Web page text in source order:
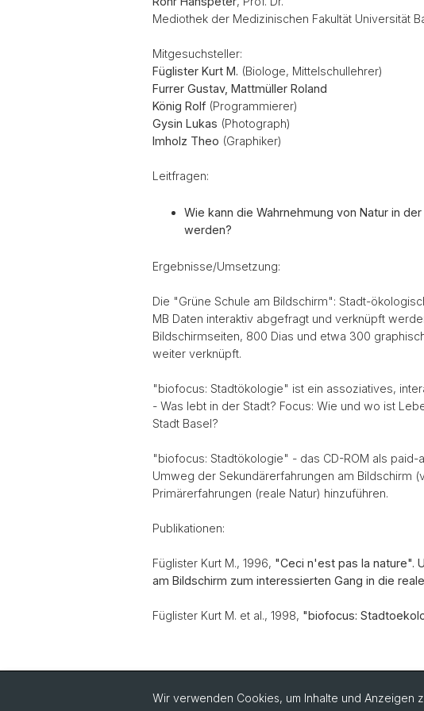
Mediothek der Medizinischen Fakultät Universität
Mitgesuchsteller:
Füglister Kurt M. (Biologe, Mittelschullehrer)
Furrer Gustav, Mattmüller Roland
König Rolf (Programmierer)
Gysin Lukas (Photograph)
Imholz Theo (Graphiker)
Leitfragen:
Wie kann die Wahrnehmung von Natur in
werden?
Ergebnisse/Umsetzung:
Die "Grüne Schule am Bildschirm": Stadt-
MB Daten interaktiv abgefragt und verknüpft
Bildschirmseiten, 800 Dias und etwa 300
weiter verknüpft.
"biofocus: Stadtökologie" ist ein assoziatives,
- Was lebt in der Stadt? Focus: Wie und wo ist
Stadt Basel?
"biofocus: Stadtökologie" - das CD-ROM als
Umweg der Sekundärerfahrungen am Bildschirm
Primärerfahrungen (reale Natur) hinzuführen.
Publikationen:
Füglister Kurt M., 1996, "Ceci n'est pas la nature".
am Bildschirm zum interessierten Gang in die
Füglister Kurt M. et al., 1998, "biofocus:
Wir verwenden Cookies, um Inhalte und